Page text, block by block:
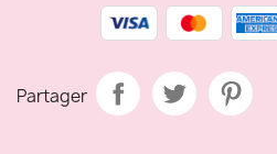
Partager